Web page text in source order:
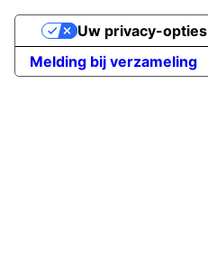
Melding bij verzameling
Uw privacy-opties